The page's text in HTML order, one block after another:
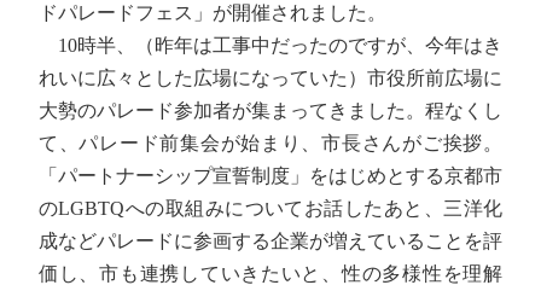
ドパレードフェス」が開催されました。
10時半、（昨年は工事中だったのですが、今年はき
れいに広々とした広場になっていた）市役所前広場に
大勢のパレード参加者が集まってきました。程なくし
て、パレード前集会が始まり、市長さんがご挨拶。
「パートナーシップ宣誓制度」をはじめとする京都市
のLGBTQへの取組みについてお話したあと、三洋化
成などパレードに参画する企業が増えていることを評
価し、市も連携していきたいと、性の多様性を理解